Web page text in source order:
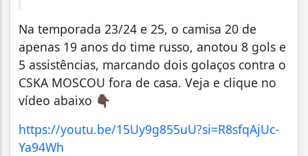
Na temporada 23/24 e 25, o camisa 20 de
apenas 19 anos do time russo, anotou 8 gols e
5 assistências, marcando dois golaços contra o
CSKA MOSCOU fora de casa. Veja e clique no
vídeo abaixo 👇🏿
https://youtu.be/15Uy9g855uU?si=R8sfqAjUc-
Ya94Wh